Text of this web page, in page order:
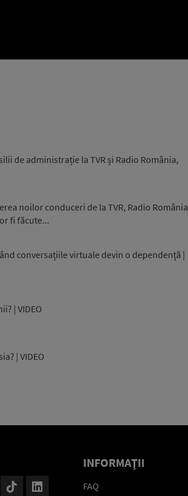
de administrație la TVR și Radio România,
noilor conduceri de la TVR, Radio România
fi făcute...
conversațiile virtuale devin o dependență |
| VIDEO
| VIDEO
INFORMAŢII
FAQ